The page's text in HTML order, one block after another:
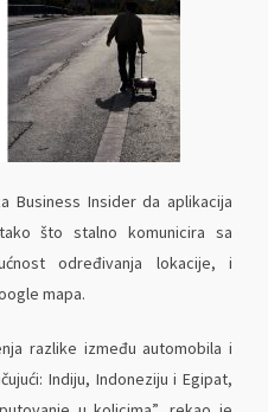
Business Insider da aplikacija
što stalno komunicira sa
određivanja lokacije, i
mapa.
razlike između automobila i
Indiju, Indoneziju i Egipat,